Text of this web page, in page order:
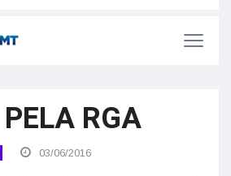
RGA
03/06/2016